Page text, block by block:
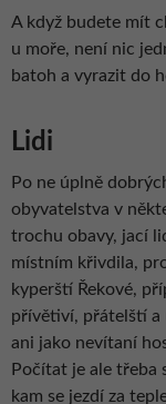
A když budete mít
u moře, není nic
batoh a vyrazit do
Lidi
Po ne úplně
obyvatelstva v
trochu obavy, jací
místním křivdila,
kyperští Řekové,
přívětiví, přátelští a
ani jako nevítaní
Počítat je ale třeba
kam se jezdí za